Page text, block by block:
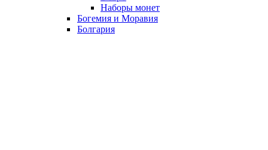
Наборы монет
Богемия и Моравия
Болгария